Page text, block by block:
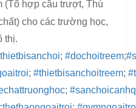
(Tổ hợp cầu trượt, Thú
cho các trường học,
thị.
; #dochoitreem;
; #thietbisanchoitreem;
;